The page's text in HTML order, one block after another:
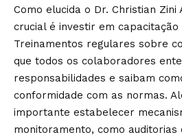
Como elucida o Dr. Christian
crucial é investir em capacitação
Treinamentos regulares sobre
que todos os colaboradores
responsabilidades e saibam
conformidade com as normas.
importante estabelecer
monitoramento, como auditorias